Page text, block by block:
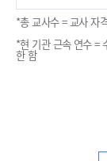
*총 교사수 = 교사 자
*현 기관 근속 연수 =
한 함